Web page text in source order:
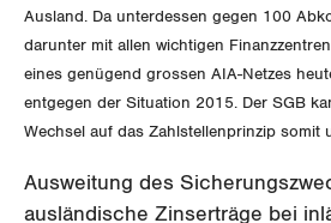
Neuenburg
Nidwalden
Schaffhausen
Ausland. Da unterdessen gegen 100
darunter mit allen wichtigen
eines genügend grossen AIA-Netzes
entgegen der Situation 2015. Der SGB
Wechsel auf das Zahlstellenprinzip somit
Ausweitung des
ausländische Zinserträge bei